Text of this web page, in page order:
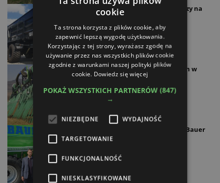
Bauer Group Polska - Partnerzy na
wysokim poziomie
16.01.2024
Sprzęt o różnych parametrach w
ofercie Bauer Group Polska
12.10.2022
Produkty dla specjalistów od Bauer
Group Polska
09.06.2022
cookie
Ta strona korzysta z plików cookie, aby
zapewnić lepszą wygodę użytkowania.
Korzystając z tej strony, wyrażasz zgodę na
używanie przez nas wszystkich plików cookie
zgodnie z warunkami naszej polityki plików
cookie. Dowiedz się więcej
POKAŻ WSZYSTKICH PARTNERÓW(847)
→
NIEZBĘDNE WYDAJNOŚĆ
TARGETOWANIE
FUNKCJONALNOŚĆ
NIESKLASYFIKOWANE